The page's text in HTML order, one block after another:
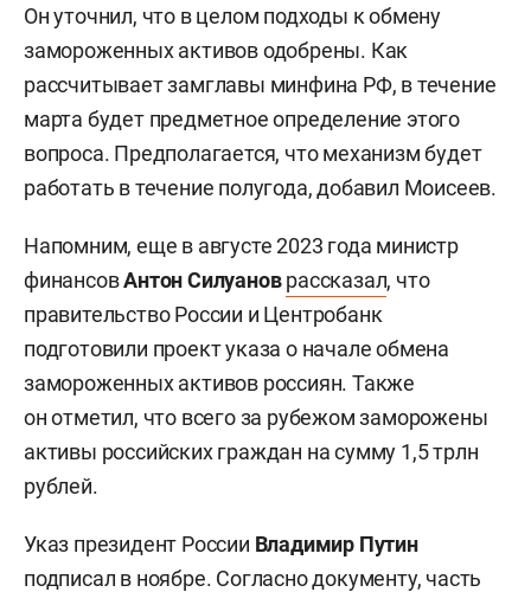
Он уточнил, что в целом подходы к обмену
замороженных активов одобрены. Как
рассчитывает замглавы минфина РФ, в течение
марта будет предметное определение этого
вопроса. Предполагается, что механизм будет
работать в течение полугода, добавил Моисеев.
Напомним, еще в августе 2023 года министр
финансовАнтон Силуанов рассказал, что
правительство России и Центробанк
подготовили проект указа о начале обмена
замороженных активов россиян. Также
он отметил, что всего за рубежом заморожены
активы российских граждан на сумму 1,5 трлн
рублей.
Указ президент России Владимир Путин
подписал в ноябре. Согласно документу, часть